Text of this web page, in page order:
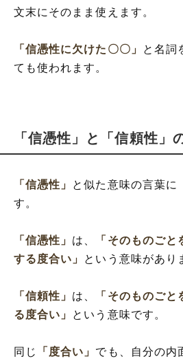
文末にそのまま使えます。
「信憑性に欠けた〇〇」
と名詞
ても使われます。
「信憑性」と「信頼性」
「信憑性」 と似た意味の言葉に
す。
「信憑性」 は、
「そのものご
する度合い」 という意味があり
「信頼性」 は、
「そのものご
る度合い」 という意味です。
同じ 「度合い」 でも、自分の内